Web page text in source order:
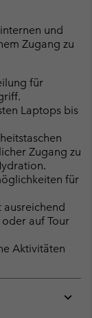
und
Zugang zu
für
Laptops bis
Zugang zu
für
ausreichend
auf Tour
Aktivitäten